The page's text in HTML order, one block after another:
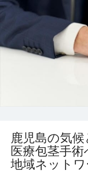
鹿児島の気
医療包茎手
地域ネットワ